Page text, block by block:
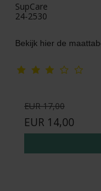
SupCare
24-2530
Bekijk hier de
EUR 17,00
EUR 14,00